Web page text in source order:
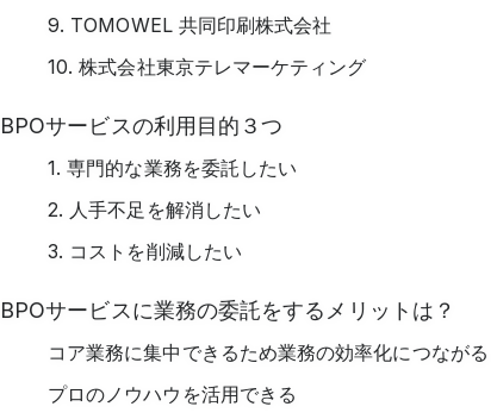
9. TOMOWEL 共同印刷株式会社
10. 株式会社東京テレマーケティング
BPOサービスの利用目的３つ
1. 専門的な業務を委託したい
2. 人手不足を解消したい
3. コストを削減したい
BPOサービスに業務の委託をするメリットは？
コア業務に集中できるため業務の効率化につながる
プロのノウハウを活用できる